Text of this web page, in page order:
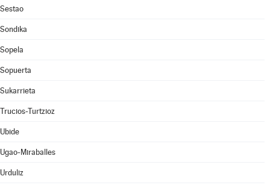
Sestao
Sondika
Sopela
Sopuerta
Sukarrieta
Trucios-Turtzioz
Ubide
Ugao-Miraballes
Urduliz